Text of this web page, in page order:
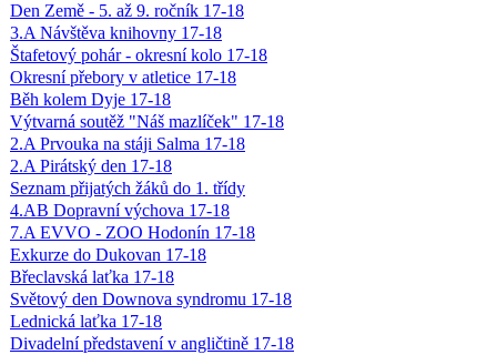
Den Země - 5. až 9. ročník 17-18
3.A Návštěva knihovny 17-18
Štafetový pohár - okresní kolo 17-18
Okresní přebory v atletice 17-18
Běh kolem Dyje 17-18
Výtvarná soutěž "Náš mazlíček" 17-18
2.A Prvouka na stáji Salma 17-18
2.A Pirátský den 17-18
Seznam přijatých žáků do 1. třídy
4.AB Dopravní výchova 17-18
7.A EVVO - ZOO Hodonín 17-18
Exkurze do Dukovan 17-18
Břeclavská laťka 17-18
Světový den Downova syndromu 17-18
Lednická laťka 17-18
Divadelní představení v angličtině 17-18